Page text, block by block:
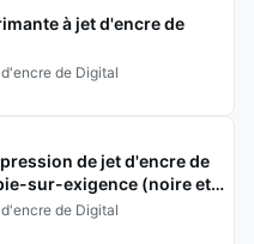
à jet d'encre de
de Digital
de jet d'encre de
sur-exigence (noire et
de Digital